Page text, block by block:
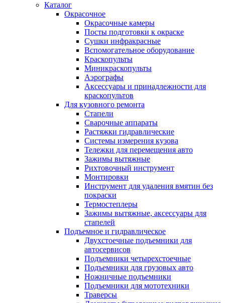
Каталог
Окрасочное
Окрасочные камеры
Посты подготовки к окраске
Сушки инфракрасные
Вспомогательное оборудование
Краскопульты
Миникраскопульты
Аэрографы
Аксессуары и принадлежности для
краскопультов
Для кузовного ремонта
Стапели
Сварочные аппараты
Растяжки гидравлические
Системы измерения кузова
Тележки для перемещения авто
Зажимы вытяжные
Рихтовочный инструмент
Монтировки
Инструмент для удаления вмятин без
покраски
Термостеплеры
Зажимы вытяжные, аксессуары для
стапелей
Подъемное и гидравлическое
Двухстоечные подъемники для
автосервисов
Подъемники четырехстоечные
Подъемники для грузовых авто
Ножничные подъемники
Подъемники для мототехники
Траверсы